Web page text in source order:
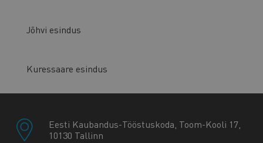
Jõhvi esindus
Kuressaare esindus
Eesti Kaubandus-Tööstuskoda, Toom-Kooli 17,
10130 Tallinn